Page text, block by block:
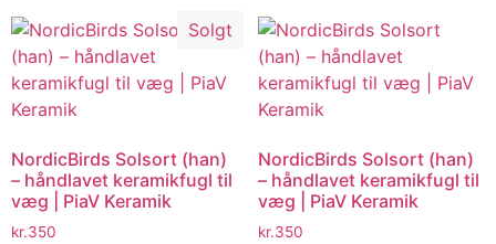
Solgt
NordicBirds Solsort (han)
– håndlavet keramikfugl til
væg | PiaV Keramik
kr.350
NordicBirds Solsort (han)
– håndlavet keramikfugl til
væg | PiaV Keramik
kr.350